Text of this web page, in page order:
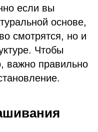
если вы
основе,
смотрятся, но и
Чтобы
важно правильно